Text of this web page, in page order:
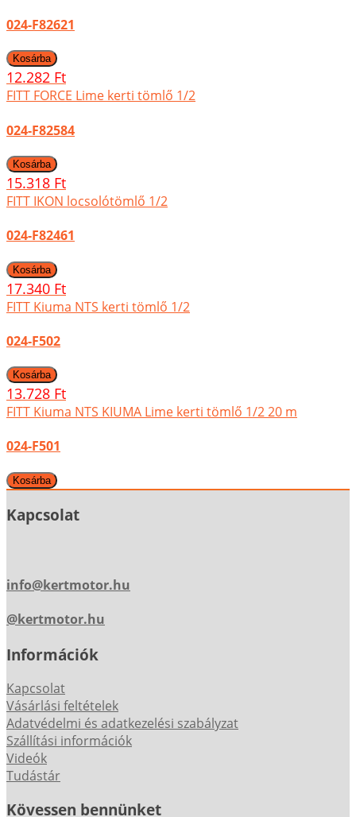
024-F82621
12.282 Ft
FITT FORCE Lime kerti tömlő 1/2
024-F82584
15.318 Ft
FITT IKON locsolótömlő 1/2
024-F82461
17.340 Ft
FITT Kiuma NTS kerti tömlő 1/2
024-F502
13.728 Ft
FITT Kiuma NTS KIUMA Lime kerti tömlő 1/2 20 m
024-F501
Kapcsolat
info@kertmotor.hu
@kertmotor.hu
Információk
Kapcsolat
Vásárlási feltételek
Adatvédelmi és adatkezelési szabályzat
Szállítási információk
Videók
Tudástár
Kövessen bennünket